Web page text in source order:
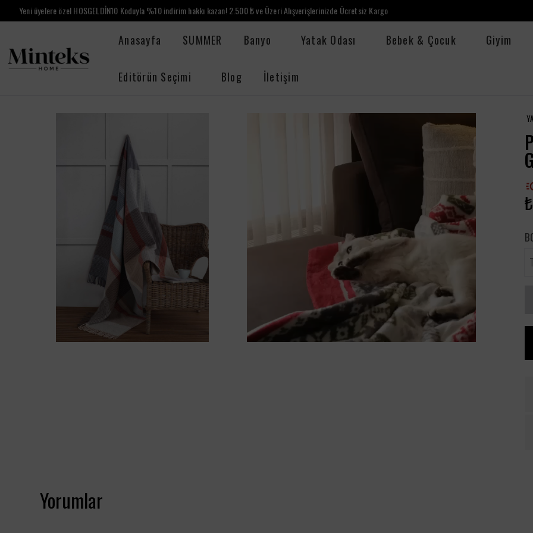
Yeni üyelere özel HOSGELDİN10 Koduyla %10 indirim hakkı kazan! 2.500 ₺ ve Üzeri Alışverişlerinizde Ücretsiz Kargo
Anasayfa SUMMER Banyo Yatak Odası Bebek & Çocuk Giyim
Editörün Seçimi Blog İletişim
Yorumlar